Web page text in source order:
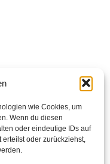
wie Cookies, um
Wenn du diesen
oder eindeutige IDs auf
oder zurückziehst,